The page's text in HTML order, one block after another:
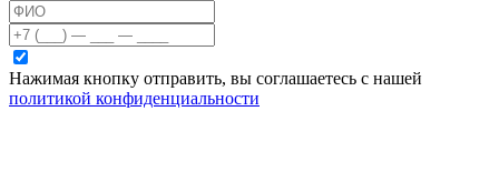
Нажимая кнопку отправить, вы соглашаетесь с нашей
политикой конфиденциальности